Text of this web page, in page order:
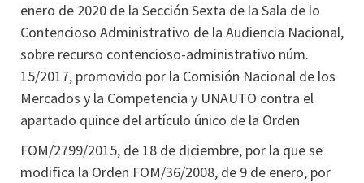
enero de 2020 de la Sección Sexta de la Sala de lo
Contencioso Administrativo de la Audiencia Nacional,
sobre recurso contencioso-administrativo núm.
15/2017, promovido por la Comisión Nacional de los
Mercados y la Competencia y UNAUTO contra el
apartado quince del artículo único de la Orden
FOM/2799/2015, de 18 de diciembre, por la que se
modifica la Orden FOM/36/2008, de 9 de enero, por